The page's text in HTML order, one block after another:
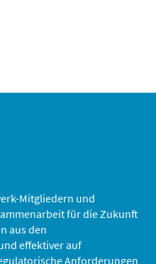
Mitgliedern und
für die Zukunft
aus den
effektiver auf
Anforderungen